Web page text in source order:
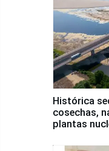
Histórica
cosechas,
plantas